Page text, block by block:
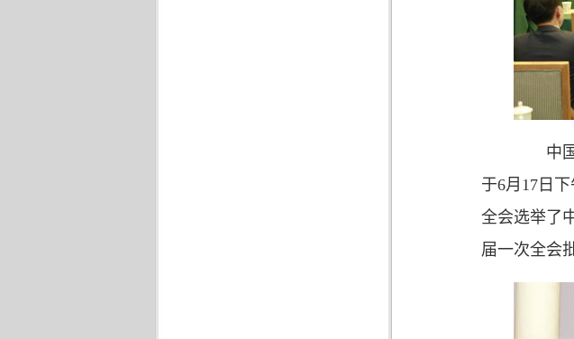
中国
于6月17日
全会选举了
届一次全会